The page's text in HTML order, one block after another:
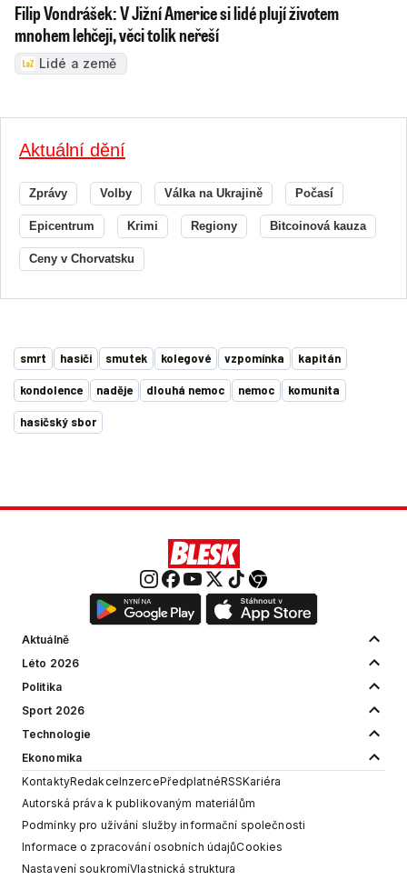
Filip Vondrášek: V Jižní Americe si lidé plují životem
mnohem lehčeji, věci tolik neřeší
Lidé a země
Aktuální dění
Zprávy Volby Válka na Ukrajině Počasí
Epicentrum Krimi Regiony Bitcoinová kauza
Ceny v Chorvatsku
smrt hasiči smutek kolegové vzpomínka kapitán
kondolence naděje dlouhá nemoc nemoc komunita
hasičský sbor
Aktuálně
Léto 2026
Politika
Sport 2026
Technologie
Ekonomika
KontaktyRedakceInzercePředplatnéRSSKariéra
Autorská práva k publikovaným materiálům
Podmínky pro užívání služby informační společnosti
Informace o zpracování osobních údajůCookies
Nastavení soukromíVlastnická struktura